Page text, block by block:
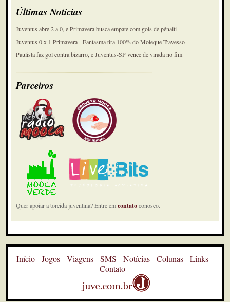
Últimas Notícias
Juventus abre 2 a 0, e Primavera busca empate com gols de pênalti
Juventus 0 x 1 Primavera - Fantasma tira 100% do Moleque Travesso
Paulista faz gol contra bizarro, e Juventus-SP vence de virada no fim
Parceiros
Quer apoiar a torcida juventina? Entre emcontatoconosco.
Início Jogos Viagens SMS Notícias Colunas
Links
Contato